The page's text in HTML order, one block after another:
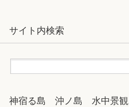
サイト内検索
神宿る島 沖ノ島 水中景観